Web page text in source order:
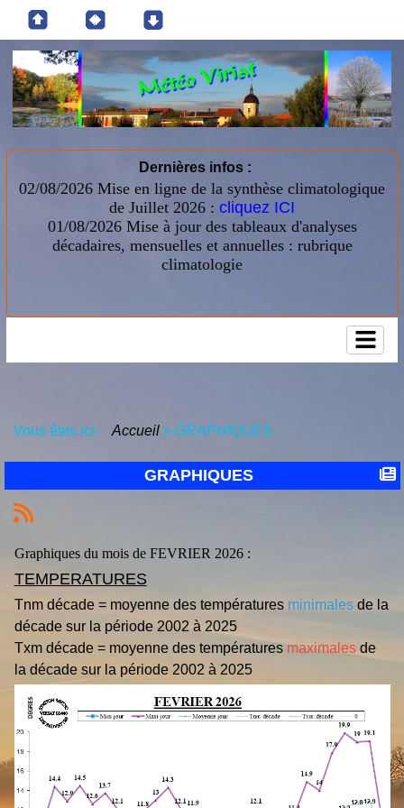
Dernières infos :
02/08/2026 Mise en ligne de la synthèse climatologique
de Juillet 2026 : cliquez ICI
01/08/2026 Mise à jour des tableaux d'analyses
décadaires, mensuelles et annuelles : rubrique
climatologie
Vous êtes ici : Accueil » GRAPHIQUES
GRAPHIQUES
Graphiques du mois de FEVRIER 2026 :
TEMPERATURES
Tnm décade = moyenne des températures minimalesde la
décade sur la période 2002 à 2025
Txm décade = moyenne des températuresmaximalesde
la décade sur la période 2002 à 2025